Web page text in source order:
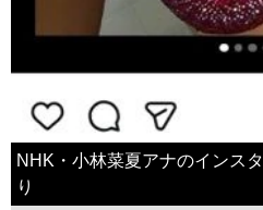
NHK・小林菜夏アナのインス
り